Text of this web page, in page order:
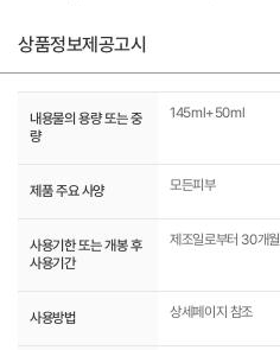
상품정보제공고시
내용물의 용량 또는 중
량
145ml+50ml
제품 주요 사양 모든피부
사용기한 또는 개봉 후
사용기간
제조일로부터 30개월
사용방법 상세페이지 참조